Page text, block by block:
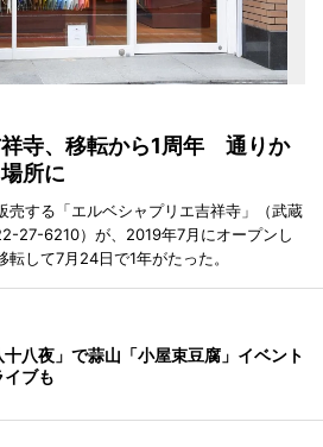
寺、移転から1周年 通りか
所に
売する「エルベシャプリエ吉祥寺」（武蔵
27-6210）が、2019年7月にオープンし
して7月24日で1年がたった。
八夜」で蒜山「小屋束豆腐」イベント
ブも